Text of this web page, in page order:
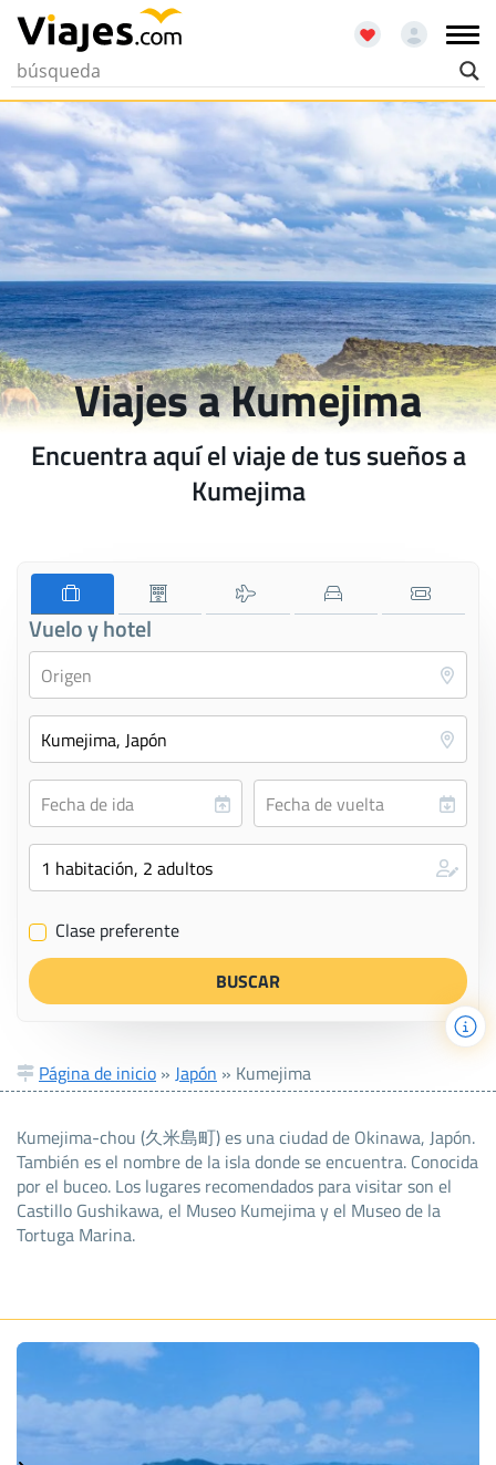
Viajes a Kumejima
Encuentra aquí el viaje de tus sueños a
Kumejima
Vuelo y hotel
✔ Clase preferente
Página de inicio » Japón » Kumejima
Kumejima-chou (久米島町) es una ciudad de Okinawa, Japón.
También es el nombre de la isla donde se encuentra. Conocida
por el buceo. Los lugares recomendados para visitar son el
Castillo Gushikawa, el Museo Kumejima y el Museo de la
Tortuga Marina.